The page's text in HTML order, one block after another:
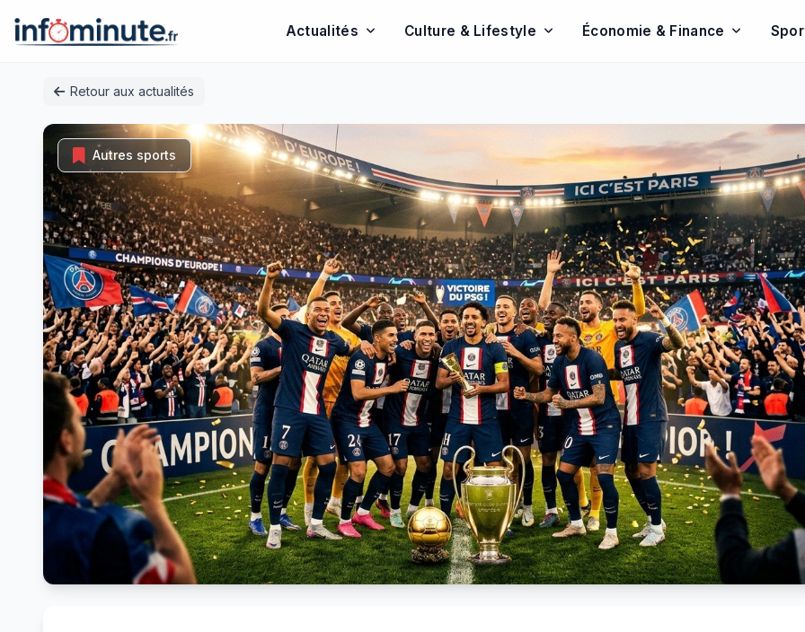
Actualités Culture & Lifestyle Économie & Finance
Retour aux actualités
Autres sports